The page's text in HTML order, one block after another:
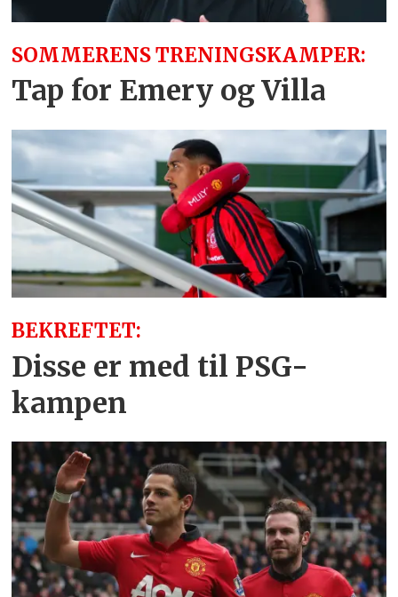
SOMMERENS TRENINGSKAMPER:
Tap for Emery og Villa
BEKREFTET:
Disse er med til PSG-
kampen